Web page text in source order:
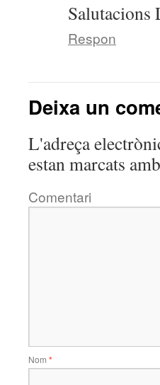
Salutacions
Respon
Deixa un
L'adreça
estan marcats amb
Comentari
Nom *